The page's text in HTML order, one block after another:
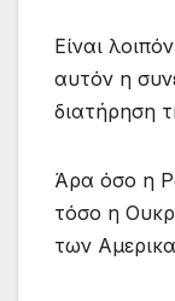
Είναι
αυτόν η
διατήρηση
Άρα όσο η
τόσο η
των